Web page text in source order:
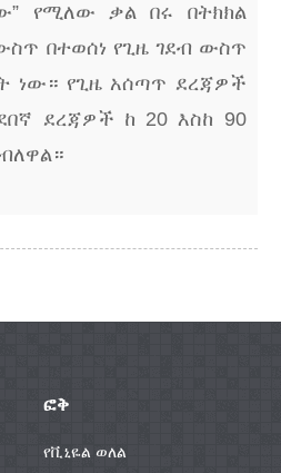
የሚለው ቃል በሩ በትክክል
በተወሰነ የጊዜ ገደብ ውስጥ
ነው። የጊዜ አሰጣጥ ደረጃዎች
ደረጃዎች ከ 20 እስከ 90
ፎቅ
የቪኒዬል ወለል